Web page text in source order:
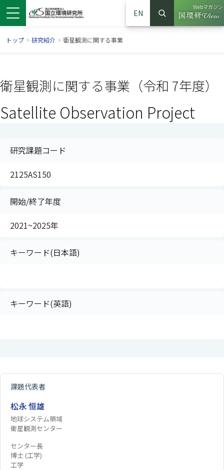
ウで開きます）
ンドウで開きます）
ウインドウで開きます）
EN
サイト内検索
検索
Webマガジン
（別ウイ
トップ > 研究紹介 > 衛星観測に関する事業
衛星観測に関する事業（令和 7年度）
Satellite Observation Project
研究課題コード
2125AS150
開始/終了年度
2021~2025年
キーワード(日本語)
キーワード(英語)
課題代表者
松永 恒雄
地球システム領域
衛星観測センター
センター長
博士 (工学)
工学